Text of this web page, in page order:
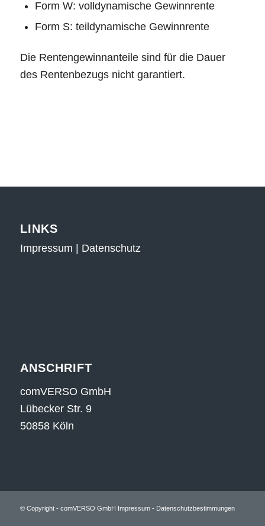
Form W: volldynamische Gewinnrente
Form S: teildynamische Gewinnrente
Die Rentengewinnanteile sind für die Dauer
des Rentenbezugs nicht garantiert.
LINKS
Impressum Datenschutz
ANSCHRIFT
comVERSO GmbH
Lübecker Str. 9
50858 Köln
© Copyright - comVERSO GmbH Impressum- Datenschutzbestimmungen